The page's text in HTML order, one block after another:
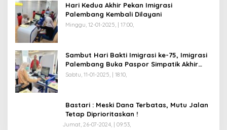
Hari Kedua Akhir Pekan Imigrasi
Palembang Kembali Dilayani
Minggu, 12-01-2025, | 17:00,
Sambut Hari Bakti Imigrasi ke-75, Imigrasi
Palembang Buka Paspor Simpatik Akhir
Pekan
Sabtu, 11-01-2025, | 18:10,
Bastari : Meski Dana Terbatas, Mutu Jalan
Tetap Diprioritaskan !
Jumat, 26-07-2024, | 09:53,